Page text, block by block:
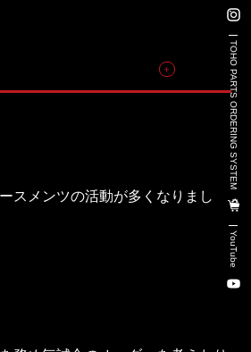
ンサルティング事業
TOHO PARTS ORDERING SYSTEM
YouTube
その他
スメンツの活動が多くなりまし